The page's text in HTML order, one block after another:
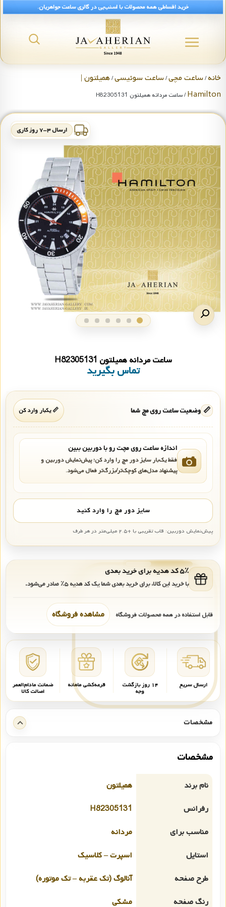
خرید اقساطی همه محصولات با اسنپ‌پی در گالری ساعت جواهریان.
خانه/ساعت مچی/ساعت سوئیسی/ همیلتون |
Hamilton/ ساعت مردانه همیلتون H82305131
ارسال ۳-۷ روز کاری
ساعت مردانه همیلتون H82305131
تماس بگیرید
📏 وضعیت ساعت روی مچ شما 📏 یکبار وارد کن
اندازه ساعت روی مچت رو با دوربین ببین
فقط یک‌بار سایز دور مچ را وارد کن؛ پیش‌نمایش دوربین و
پیشنهاد مدل‌های کوچک‌تر/بزرگ‌تر فعال می‌شود.
سایز دور مچ را وارد کنید
پیش‌نمایش دوربین: قاب تقریبی با +۲.۵ میلی‌متر در هر طرف
۵٪ کد هدیه برای خرید بعدی
با خرید این کالا، برای خرید بعدی شما یک کد هدیه۵٪ صادر می‌شود.
قابل استفاده در همه محصولات فروشگاه مشاهده فروشگاه
ارسال سریع ۱۴ روز بازگشت
وجه
قرعه‌کشی ماهانه ضمانت مادام‌العمر
اصالت کالا
مشخصات
مشخصات
نام برند
همیلتون
رفرانس
H82305131
مناسب برای
مردانه
استایل
اسپرت – کلاسیک
طرح صفحه
آنالوگ (تک عقربه – تک موتوره)
رنگ صفحه
مشکی